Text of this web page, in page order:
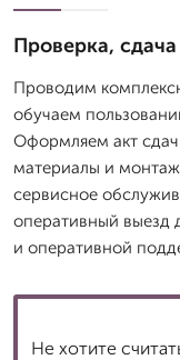
Проверка,
Проводим
обучаем
Оформляем акт
материалы и
сервисное
оперативный выезд
и оперативной
Не хотите